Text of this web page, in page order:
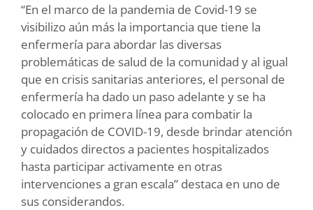
“En el marco de la pandemia de Covid-19 se
visibilizo aún más la importancia que tiene la
enfermería para abordar las diversas
problemáticas de salud de la comunidad y al igual
que en crisis sanitarias anteriores, el personal de
enfermería ha dado un paso adelante y se ha
colocado en primera línea para combatir la
propagación de COVID-19, desde brindar atención
y cuidados directos a pacientes hospitalizados
hasta participar activamente en otras
intervenciones a gran escala” destaca en uno de
sus considerandos.